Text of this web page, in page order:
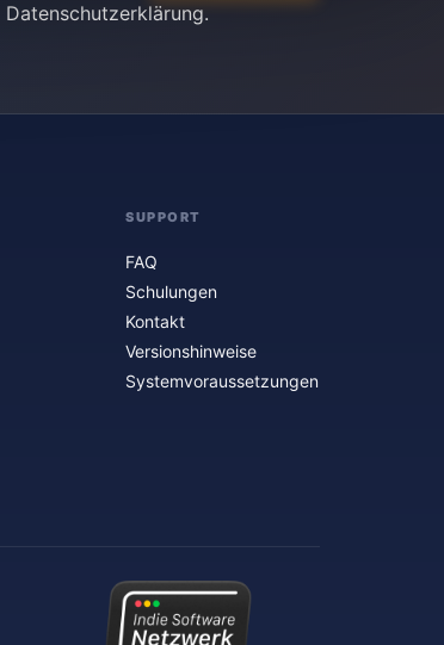
Datenschutzerklärung.
SUPPORT
FAQ
Schulungen
Kontakt
Versionshinweise
Systemvoraussetzungen